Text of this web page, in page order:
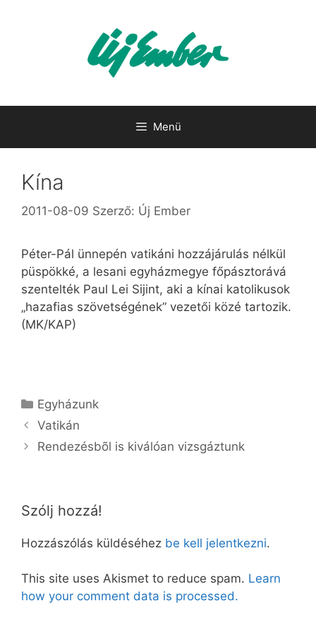
Menü
Kína
2011-08-09 Szerző: Új Ember
Péter-Pál ünnepén vatikáni hozzájárulás nélkül
püspökké, a lesani egyházmegye főpásztorává
szentelték Paul Lei Sijint, aki a kínai katolikusok
„hazafias szövetségének” vezetői közé tartozik.
(MK/KAP)
Kategória
Egyházunk
Vatikán
Rendezésbõl is kiválóan vizsgáztunk
Szólj hozzá!
Hozzászólás küldéséhez be kell jelentkezni.
This site uses Akismet to reduce spam. Learn
how your comment data is processed.